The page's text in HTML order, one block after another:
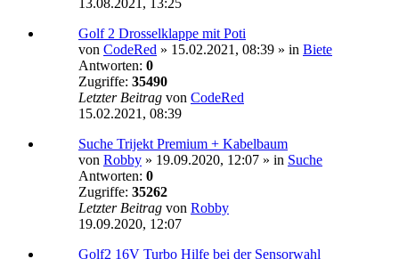
13.08.2021, 13:25
Golf 2 Drosselklappe mit Poti
von CodeRed » 15.02.2021, 08:39 » in Biete
Antworten: 0
Zugriffe: 35490
Letzter Beitrag von CodeRed
15.02.2021, 08:39
Suche Trijekt Premium + Kabelbaum
von Robby » 19.09.2020, 12:07 » in Suche
Antworten: 0
Zugriffe: 35262
Letzter Beitrag von Robby
19.09.2020, 12:07
Golf2 16V Turbo Hilfe bei der Sensorwahl